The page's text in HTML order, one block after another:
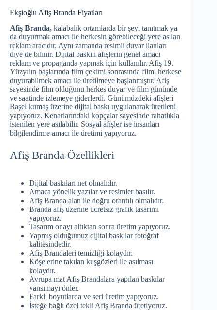
Ekşioğlu Afiş Branda Fiyatları
Afiş Branda, kalabalık ortamlarda bir şeyi tanıtmak ya
da duyurmak amacı ile herkesin görebileceği yere asılan
reklam aracıdır. Aynı zamanda resimli duvar ilanları
diye de bilinir. Dijital baskılı afişlerin genel amacı
reklam ve propaganda yapmak için kullanılır. Afiş 19.
Yüzyılın başlarında film çekimi sonrasında filmi herkese
duyurabilmek amacı ile üretilmeye başlanmıştır. Afiş
sayesinde film olduğunu herkes duyar ve film gününde
ve saatinde izlemeye giderlerdi. Günümüzdeki afişleri
Raşel kumaş üzerine dijital baskı uygulanarak üretileni
yapıyoruz. Kenarlarındaki kopçalar sayesinde rahatlıkla
istenilen yere asılabilir. Sosyal afişler ise insanları
bilgilendirme amacı ile üretimi yapıyoruz.
Afiş Branda Özellikleri
Dijital baskıları net olmalıdır.
Amaca yönelik yazılar ve resimler basılır.
Afiş Branda alan ile doğru orantılı olmalıdır.
Branda afiş üzerine ücretsiz grafik tasarımı
yapıyoruz.
Tasarım onayı altıktan sonra üretim yapıyoruz.
Yapmış olduğumuz dijital baskılar fotoğraf
kalitesindedir.
Afiş Brandaleri temizliği kolaydır.
Köşelerine takılan kuşgözleri ile asılması
kolaydır.
Avrupa mat Afiş Brandalara yapılan baskılar
yansımayı önler.
Farklı boyutlarda ve seri üretim yapıyoruz.
İsteğe bağlı özel tekli Afiş Branda üretiyoruz.